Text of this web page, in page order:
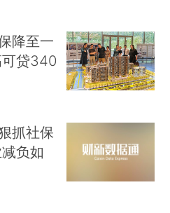
降至一
贷340
抓社保
负如